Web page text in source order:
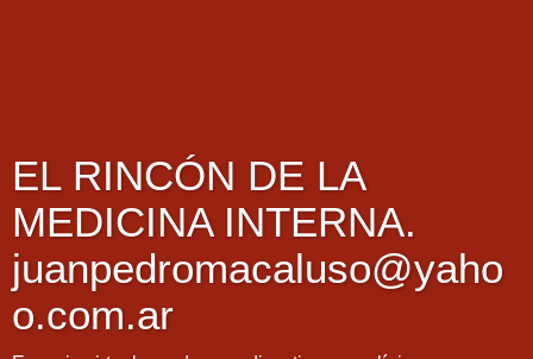
EL RINCÓN DE LA
MEDICINA INTERNA.
juanpedromacaluso@yaho
o.com.ar